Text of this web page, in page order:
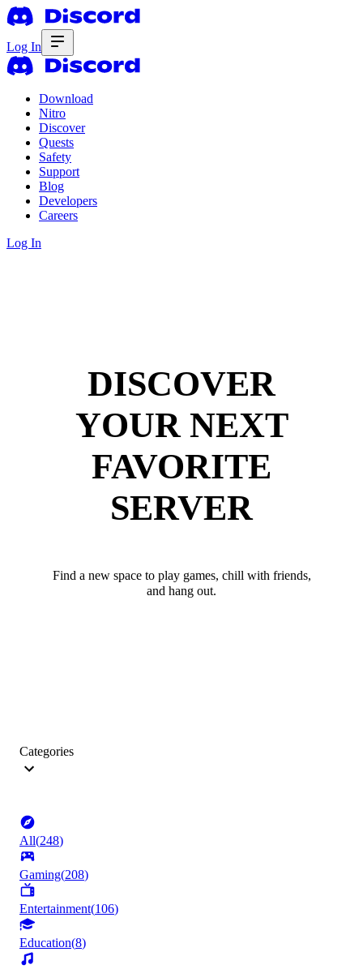
Log In
Download
Nitro
Discover
Quests
Safety
Support
Blog
Developers
Careers
Log In
DISCOVER
YOUR NEXT
FAVORITE
SERVER
Find a new space to play games, chill with friends,
and hang out.
Categories
All(248)
Gaming(208)
Entertainment(106)
Education(8)